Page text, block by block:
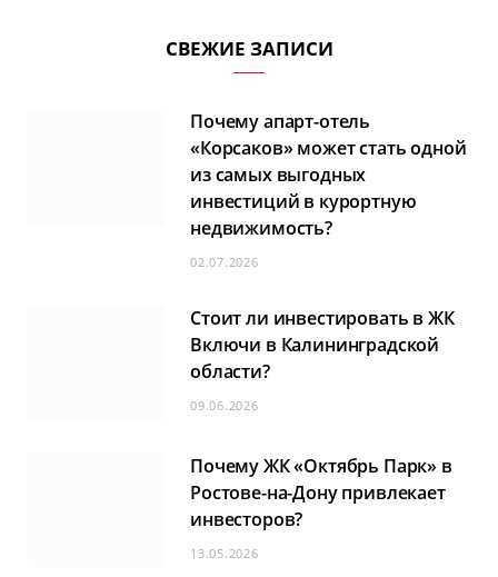
СВЕЖИЕ ЗАПИСИ
Почему апарт-отель
«Корсаков» может стать одной
из самых выгодных
инвестиций в курортную
недвижимость?
02.07.2026
Стоит ли инвестировать в ЖК
Включи в Калининградской
области?
09.06.2026
Почему ЖК «Октябрь Парк» в
Ростове-на-Дону привлекает
инвесторов?
13.05.2026